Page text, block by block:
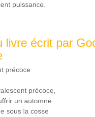
puissance.
livre écrit par
précoce
précoce,
un automne
sous la cosse